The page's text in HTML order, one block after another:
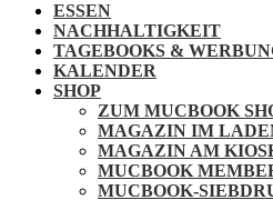
ESSEN
NACHHALTIGKEIT
TAGEBOOKS &
KALENDER
SHOP
ZUM MUCBOOK
MAGAZIN IM
MAGAZIN AM
MUCBOOK
MUCBOOK-